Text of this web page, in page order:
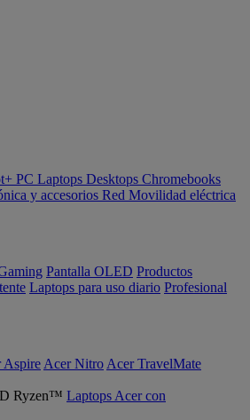
PC Laptops Desktops Chromebooks
y accesorios Red Movilidad eléctrica
Pantalla OLED Productos
Laptops para uso diario Profesional
Aspire Acer Nitro Acer TravelMate
Laptops Acer con